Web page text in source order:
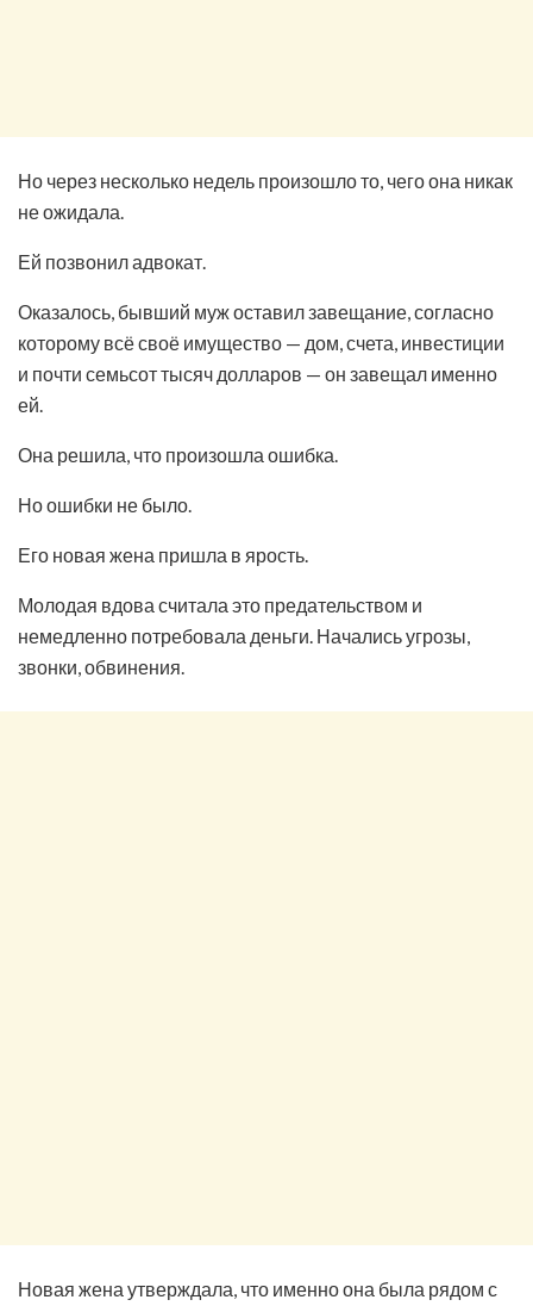
Но через несколько недель произошло то, чего она никак
не ожидала.
Ей позвонил адвокат.
Оказалось, бывший муж оставил завещание, согласно
которому всё своё имущество — дом, счета, инвестиции
и почти семьсот тысяч долларов — он завещал именно
ей.
Она решила, что произошла ошибка.
Но ошибки не было.
Его новая жена пришла в ярость.
Молодая вдова считала это предательством и
немедленно потребовала деньги. Начались угрозы,
звонки, обвинения.
Новая жена утверждала, что именно она была рядом с